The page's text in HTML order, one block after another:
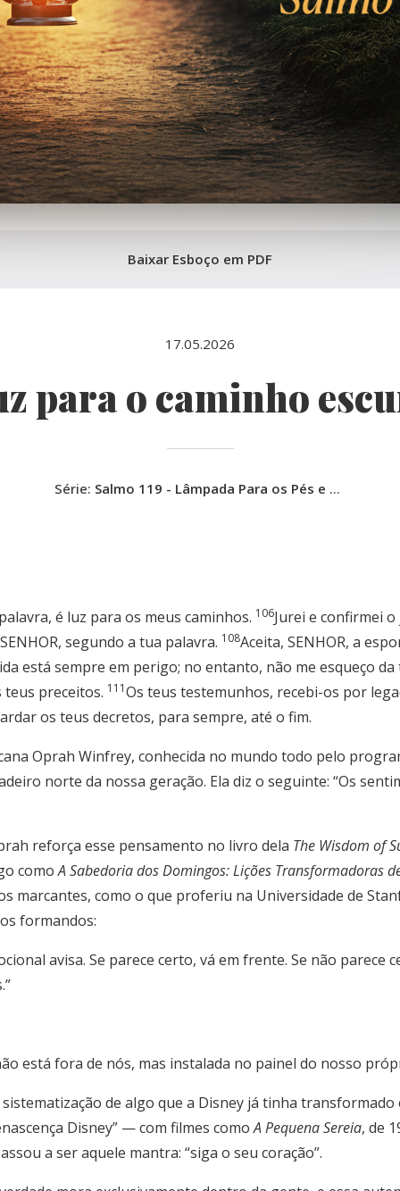
Baixar Esboço em PDF
17.05.2026
para o caminho
Série: Salmo 119 - Lâmpada Para os Pés e Luz Para o Caminho
é luz para os meus caminhos. 106Jurei e confirmei
segundo a tua palavra. 108Aceita, SENHOR, a
está sempre em perigo; no entanto, não me esqueço
teus preceitos. 111Os teus testemunhos, recebi-os por
os teus decretos, para sempre, até o fim.
Oprah Winfrey, conhecida no mundo todo pelo
norte da nossa geração. Ela diz o seguinte: “Os
reforça esse pensamento no livro dela The Wisdom of
comoA Sabedoria dos Domingos: Lições Transformadoras
marcantes, como o que proferiu na Universidade de
formandos:
avisa. Se parece certo, vá em frente. Se não parece
está fora de nós, mas instalada no painel do nosso
de algo que a Disney já tinha
Disney” — com filmes comoA Pequena Sereia, de
a ser aquele mantra: “siga o seu coração”.